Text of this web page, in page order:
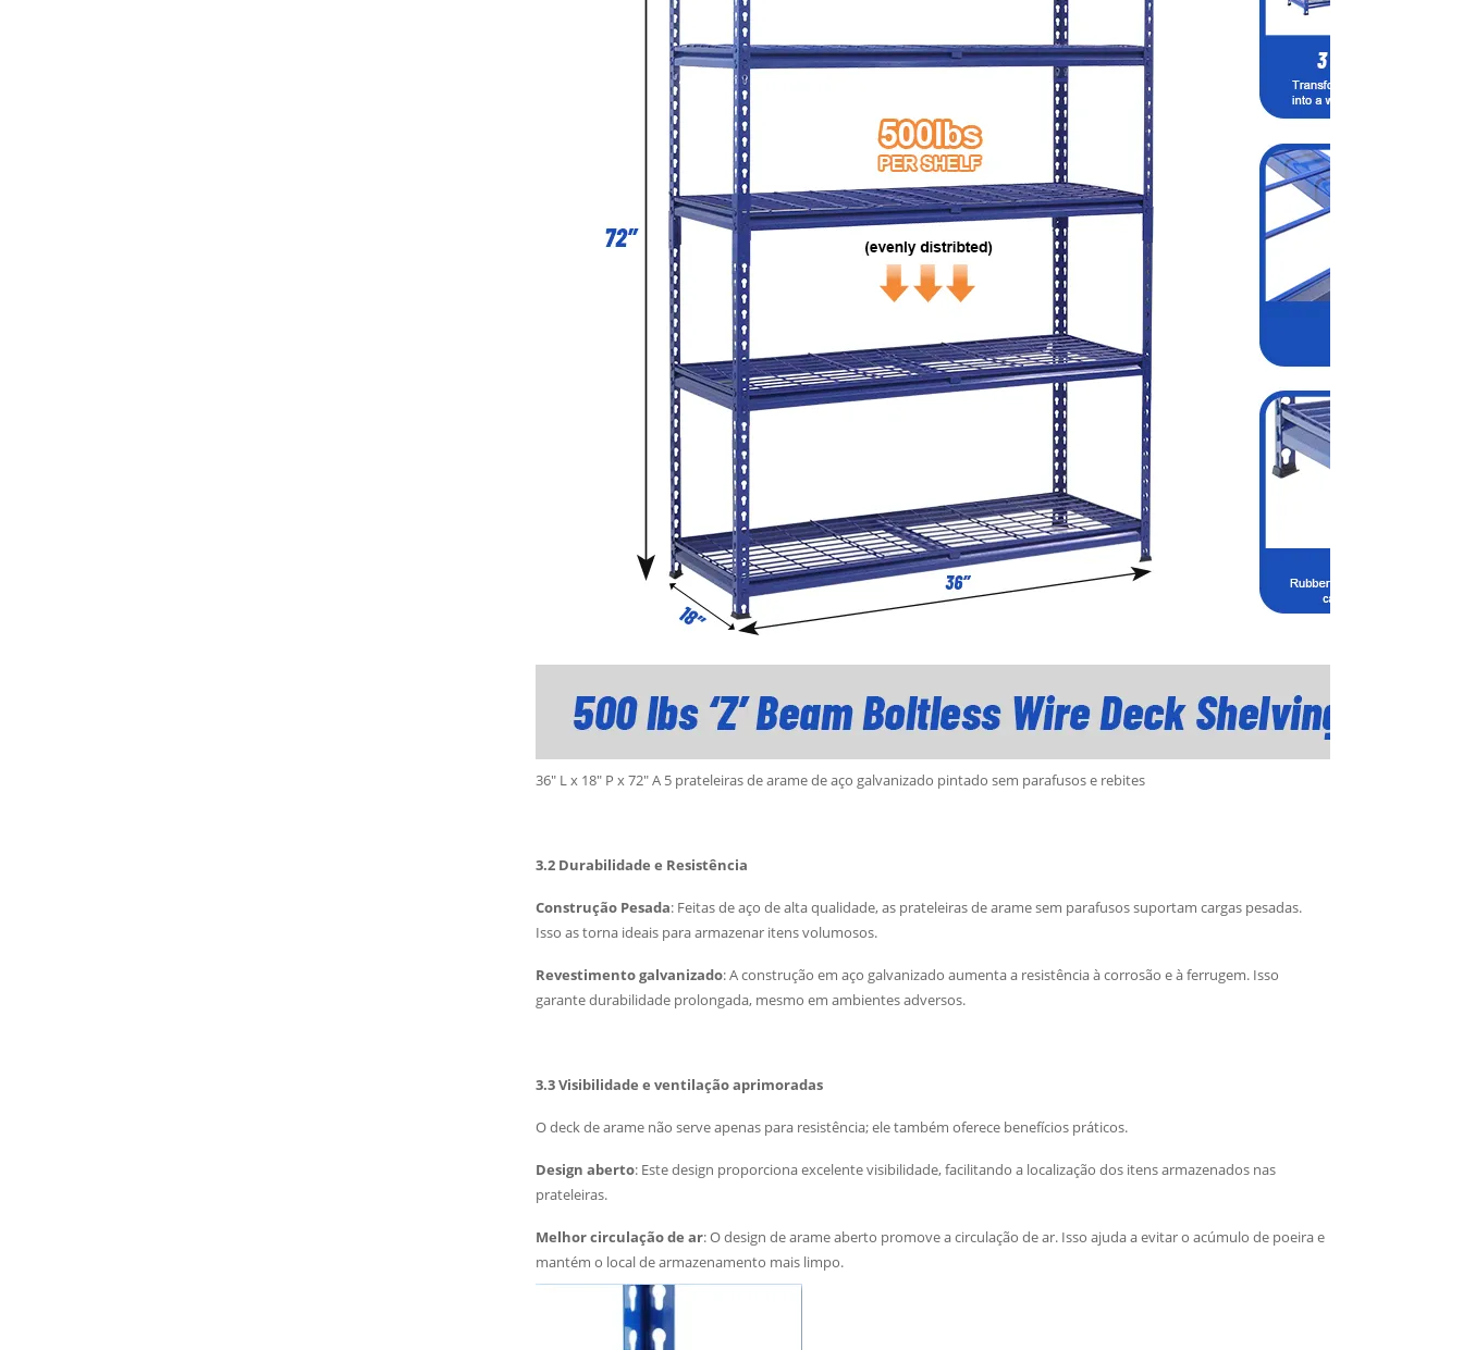
36″ L x 18″ P x 72″ A 5 prateleiras de arame de aço galvanizado pintado sem parafusos e rebites
3.2 Durabilidade e Resistência
Construção Pesada: Feitas de aço de alta qualidade, as prateleiras de arame sem parafusos suportam cargas pesadas.
Isso as torna ideais para armazenar itens volumosos.
Revestimento galvanizado: A construção em aço galvanizado aumenta a resistência à corrosão e à ferrugem. Isso
garante durabilidade prolongada, mesmo em ambientes adversos.
3.3Visibilidade e ventilação aprimoradas
O deck de arame não serve apenas para resistência; ele também oferece benefícios práticos.
Design aberto: Este design proporciona excelente visibilidade, facilitando a localização dos itens armazenados nas
prateleiras.
Melhor circulação de ar: O design de arame aberto promove a circulação de ar. Isso ajuda a evitar o acúmulo de poeira e
mantém o local de armazenamento mais limpo.